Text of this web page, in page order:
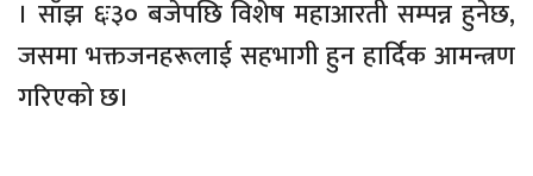
। साँझ ६ः३० बजेपछि विशेष महाआरती सम्पन्न हुनेछ,
जसमा भक्तजनहरूलाई सहभागी हुन हार्दिक आमन्त्रण
गरिएको छ।